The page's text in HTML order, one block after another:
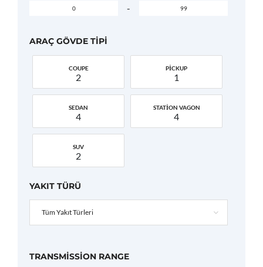
-
ARAÇ GÖVDE TIPI
COUPE
2
PICKUP
1
SEDAN
4
STATION VAGON
4
SUV
2
YAKIT TÜRÜ
Tüm Yakıt Türleri
TRANSMISSION RANGE